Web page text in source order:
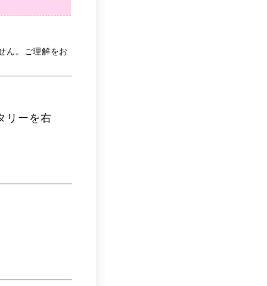
ん。ご理解をお
リーを右